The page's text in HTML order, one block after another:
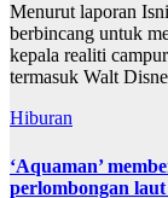
Menurut laporan
berbincang untuk
kepala realiti
termasuk Walt
Hiburan
‘Aquaman’
perlombongan